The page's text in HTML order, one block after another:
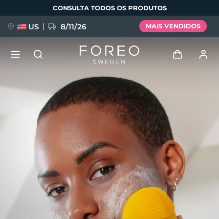
principal
CONSULTA TODOS OS PRODUTOS
US 8/11/26 MAIS VENDIDOS
Perfil de usuário
Meus aparelhos
Meus pedidos
Meus endereços
As minhas subscrições
NOVIDADE
FAQ™ Pure Beauty-Tech Elixir
BREAKING NEWS
issa™ Teeth Whitening Set
Idioma
English Deutsch
Español
Français
Italiano
Português
Svenska
Русский
Türkçe
简体中文 繁體中文